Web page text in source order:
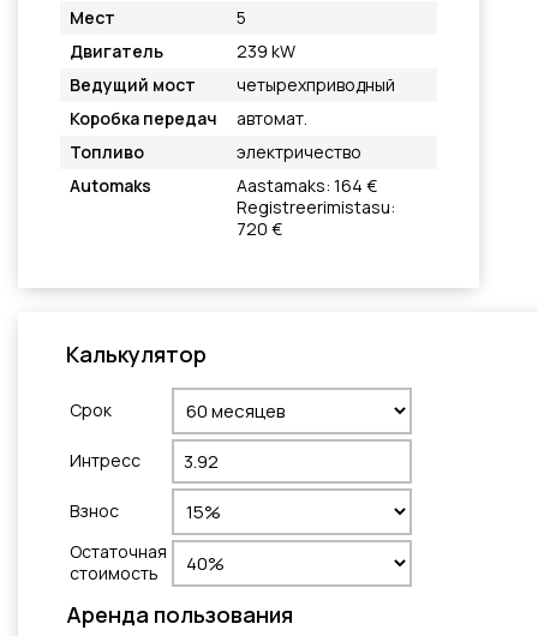
Мест
5
Двигатель
239 kW
Ведущий мост
четырехприводный
Коробка передач
автомат.
Топливо
электричество
Automaks
Aastamaks: 164 €
Registreerimistasu:
720 €
Калькулятор
Cрок
Интресс
Взнос
Остаточная
стоимость
Aренда пользования